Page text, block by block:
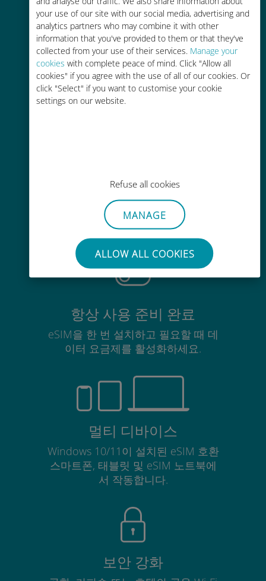
your use of our site with our social media, advertising and
analytics partners who may combine it with other
information that you've provided to them or that they've
collected from your use of their services. Manage your
cookies with complete peace of mind. Click "Allow all
cookies" if you agree with the use of all of our cookies. Or
click "Select" if you want to customise your cookie
settings on our website.
Refuse all cookies
MANAGE
ALLOW ALL COOKIES
간편한 충전
Wi-Fi나 남은 데이터가 없어도 Ubigi
간편한
기존 SIM 카드를 제거할 필요가 없습
니다.
항상 사용 준비 완료
eSIM을 한 번 설치하고 필요할 때 데
이터 요금제를 활성화하세요.
멀티 디바이스
Windows 10/11이 설치된 eSIM 호환
스마트폰, 태블릿 및 eSIM 노트북에
서 작동합니다.
보안 강화